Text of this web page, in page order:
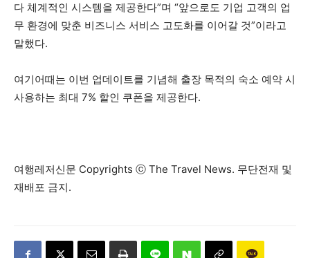
다 체계적인 시스템을 제공한다”며 “앞으로도 기업 고객의 업
무 환경에 맞춘 비즈니스 서비스 고도화를 이어갈 것”이라고
말했다.
여기어때는 이번 업데이트를 기념해 출장 목적의 숙소 예약 시
사용하는 최대 7% 할인 쿠폰을 제공한다.
여행레저신문 Copyrights ⓒ The Travel News. 무단전재 및
재배포 금지.